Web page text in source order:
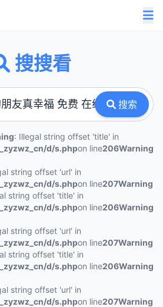
搜搜看
搜索
: Illegal string offset 'title' in
d/s.phpon line206Warning
string offset 'url' in
d/s.phpon line207Warning
string offset 'title' in
d/s.phpon line206Warning
string offset 'url' in
d/s.phpon line207Warning
string offset 'title' in
d/s.phpon line206Warning
string offset 'url' in
d/s.phpon line207Warning